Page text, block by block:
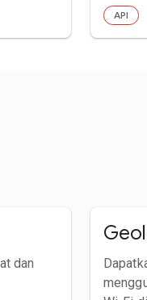
API
dan